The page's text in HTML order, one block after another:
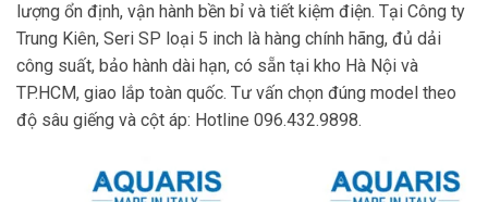
lượng ổn định, vận hành bền bỉ và tiết kiệm điện. Tại Công ty
Trung Kiên, Seri SP loại 5 inch là hàng chính hãng, đủ dải
công suất, bảo hành dài hạn, có sẵn tại kho Hà Nội và
TP.HCM, giao lắp toàn quốc. Tư vấn chọn đúng model theo
độ sâu giếng và cột áp: Hotline 096.432.9898.